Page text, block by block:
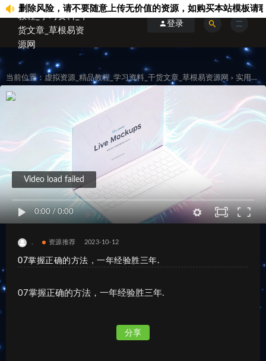
除风险，请不要随意上传无价值的资源，如购买本站模板请联系
登录
当前位置： 虚拟资源_精品教程_学习资料_干货文章_草根易资源网 > 实用资源
0:00 / 0:00
Video load failed
. 资源推荐 2023-10-12
07掌握正确的方法，一年经验胜三年.
07掌握正确的方法，一年经验胜三年.
分享